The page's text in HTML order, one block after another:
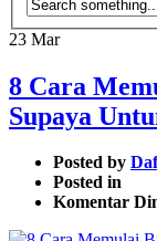
23 Mar
8 Cara
Supaya
Posted by
Posted in
Komentar